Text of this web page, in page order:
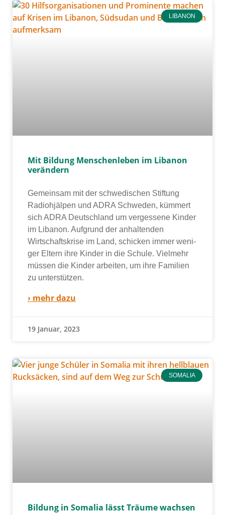
LIBANON
Mit Bildung Menschenleben im Libanon
verändern
Gemeinsam mit der schwe­di­schen Stiftung
Radiohjälpen und ADRA Schweden, küm­mert
sich ADRA Deutschland um ver­ges­se­ne Kinder
im Libanon. Aufgrund der anhal­ten­den
Wirtschaftskrise im Land, schi­cken immer weni­
ger Eltern ihre Kinder in die Schule. Vielmehr
müs­sen die Kinder arbei­ten, um ihre Familien
zu unter­stüt­zen.
› mehr dazu
19 Januar, 2023
SOMALIA
Bildung in Somalia lässt Träume wachsen